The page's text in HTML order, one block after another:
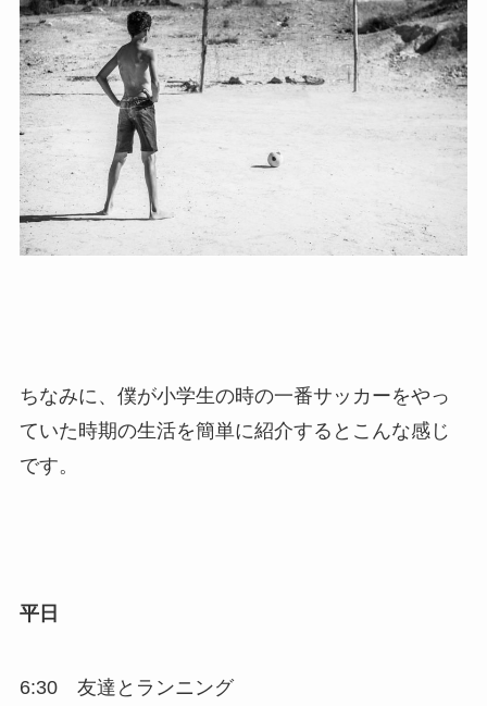
ちなみに、僕が小学生の時の一番サッカーをやっ
ていた時期の生活を簡単に紹介するとこんな感じ
です。
平日
6:30 友達とランニング